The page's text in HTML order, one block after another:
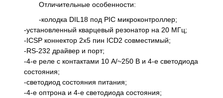
Отличительные особенности:
-колодка DIL18 под PIC микроконтроллер;
-установленный кварцевый резонатор на 20 МГц;
-ICSP коннектор 2x5 пин ICD2 совместимый;
-RS-232 драйвер и порт;
-4-е реле с контактами 10 A/~250 В и 4-е светодиода
состояния;
-светодиод состояния питания;
-4-е оптрона и 4-е светодиода состояния;